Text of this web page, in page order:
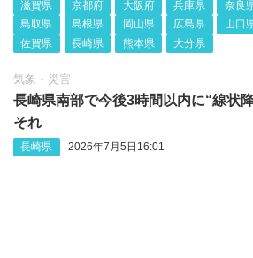
滋賀県 京都府 大阪府 兵庫県 奈良
鳥取県
島根県 岡山県 広島県 山口
佐賀県
長崎県 熊本県 大分県
気象・災害
長崎県南部で今後3時間以内に“線状
それ
長崎県 2026年7月5日16:01